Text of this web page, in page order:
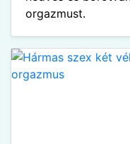
orgazmust.